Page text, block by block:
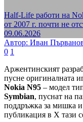
Half-Life работи на
от 2007 г. почти не
09.06.2026
Автор: Иван
0 1
Аржентинският
пусне оригиналната
Nokia N95 – модел
Symbian, пуснат на
поддръжка за мишка и
публикация в X тази